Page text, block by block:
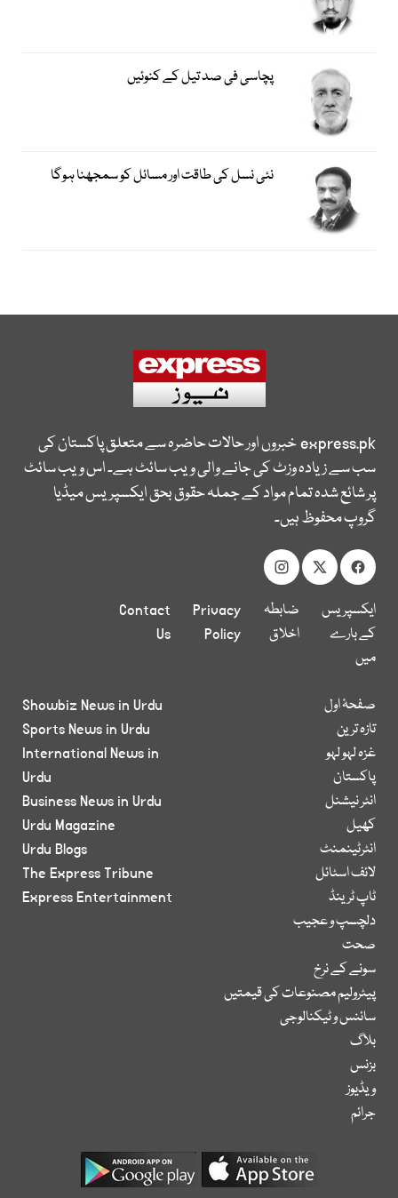
پچاسی فی صد تیل کے کنوئیں
نئی نسل کی طاقت اور مسائل کو سمجھنا ہوگا
express.pkخبروں اور حالات حاضرہ سے متعلق پاکستان کی
سب سے زیادہ وزٹ کی جانے والی ویب سائٹ ہے۔ اس ویب سائٹ
پر شائع شدہ تمام مواد کے جملہ حقوق بحق ایکسپریس میڈیا
گروپ محفوظ ہیں۔
ایکسپریس
کے بارے
میں
ضابطہ
اخلاق
Privacy
Policy
Contact
Us
صفحۂ اول
تازہ ترین
غزہ لہو لہو
پاکستان
انٹر نیشنل
کھیل
انٹرٹینمنٹ
لائف اسٹائل
ٹاپ ٹرینڈ
دلچسپ و عجیب
صحت
سونے کے نرخ
پیٹرولیم مصنوعات کی قیمتیں
سائنس و ٹیکنالوجی
بلاگ
بزنس
ویڈیوز
جرائم
Showbiz News in Urdu
Sports News in Urdu
International News in
Urdu
Business News in Urdu
Urdu Magazine
Urdu Blogs
The Express Tribune
Express Entertainment